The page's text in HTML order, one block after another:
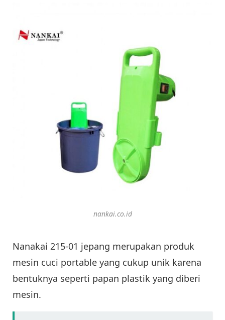
nankai.co.id
Nanakai 215-01 jepang merupakan produk
mesin cuci portable yang cukup unik karena
bentuknya seperti papan plastik yang diberi
mesin.